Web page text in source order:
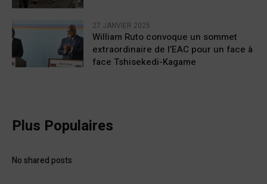
27 JANVIER 2025
William Ruto convoque un sommet
extraordinaire de l’EAC pour un face à
face Tshisekedi-Kagame
Plus Populaires
No shared posts